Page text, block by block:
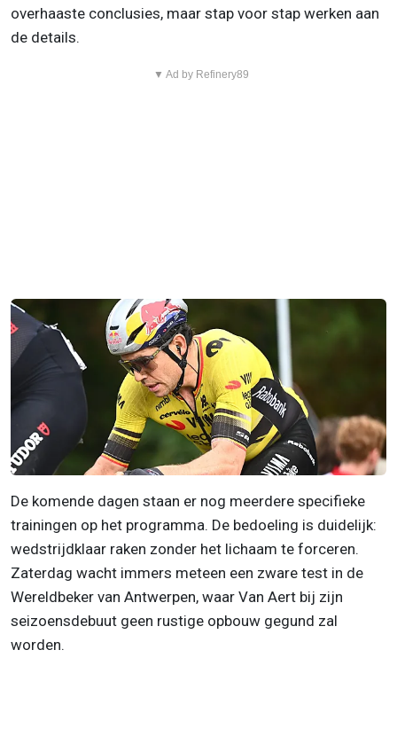
overhaaste conclusies, maar stap voor stap werken aan
de details.
▼ Ad by Refinery89
De komende dagen staan er nog meerdere specifieke
trainingen op het programma. De bedoeling is duidelijk:
wedstrijdklaar raken zonder het lichaam te forceren.
Zaterdag wacht immers meteen een zware test in de
Wereldbeker van Antwerpen, waar Van Aert bij zijn
seizoensdebuut geen rustige opbouw gegund zal
worden.